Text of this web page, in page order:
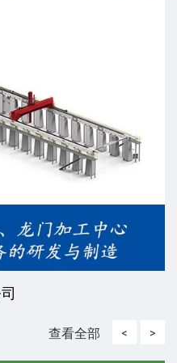
查看全部 < >